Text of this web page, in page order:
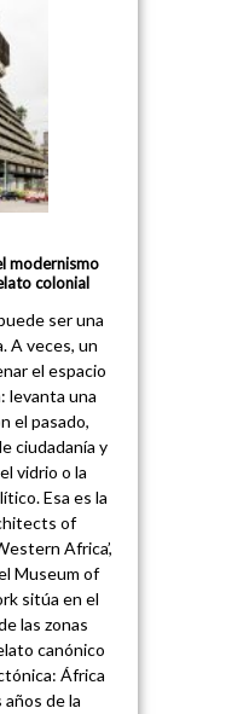
modernismo
colonial
ser una
A veces, un
el espacio
levanta una
el pasado,
ciudadanía y
vidrio o la
Esa es la
of
Africa’,
Museum of
sitúa en el
las zonas
canónico
África
de la